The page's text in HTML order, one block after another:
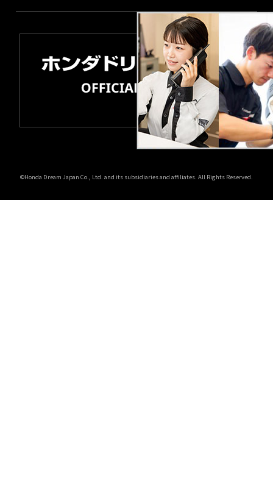
©Honda Dream Japan Co., Ltd. and its subsidiaries and affiliates. All Rights Reserved.